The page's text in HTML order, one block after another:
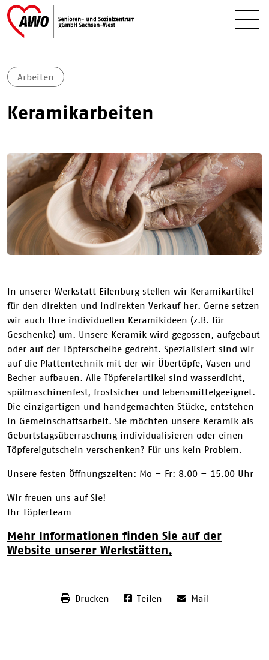
Arbeiten
Keramikarbeiten
In unserer Werkstatt Eilenburg stellen wir Keramikartikel
für den direkten und indirekten Verkauf her. Gerne setzen
wir auch Ihre individuellen Keramikideen (z.B. für
Geschenke) um. Unsere Keramik wird gegossen, aufgebaut
oder auf der Töpferscheibe gedreht. Spezialisiert sind wir
auf die Plattentechnik mit der wir Übertöpfe, Vasen und
Becher aufbauen. Alle Töpfereiartikel sind wasserdicht,
spülmaschinenfest, frostsicher und lebensmittelgeeignet.
Die einzigartigen und handgemachten Stücke, entstehen
in Gemeinschaftsarbeit. Sie möchten unsere Keramik als
Geburtstagsüberraschung individualisieren oder einen
Töpfereigutschein verschenken? Für uns kein Problem.
Unsere festen Öffnungszeiten: Mo – Fr: 8.00 – 15.00 Uhr
Wir freuen uns auf Sie!
Ihr Töpferteam
Mehr Informationen finden Sie auf der
Website unserer Werkstätten.
Drucken Teilen Mail